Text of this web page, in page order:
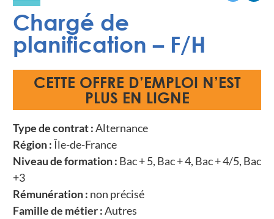
Chargé de
planification – F/H
CETTE OFFRE D’EMPLOI N’EST
PLUS EN LIGNE
Type de contrat :Alternance
Région :Île-de-France
Niveau de formation : Bac + 5, Bac + 4, Bac + 4/5, Bac
+3
Rémunération : non précisé
Famille de métier :Autres